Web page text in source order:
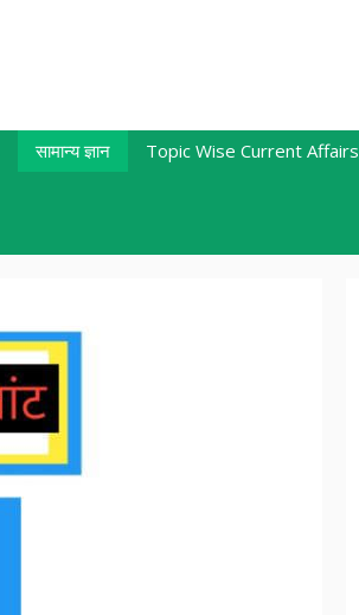
सामान्य ज्ञान Topic Wise Current Affairs